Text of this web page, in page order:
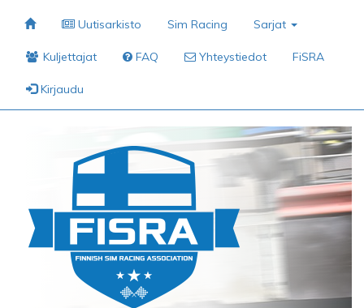
Uutisarkisto Sim Racing Sarjat
Kuljettajat FAQ Yhteystiedot FiSRA
Kirjaudu